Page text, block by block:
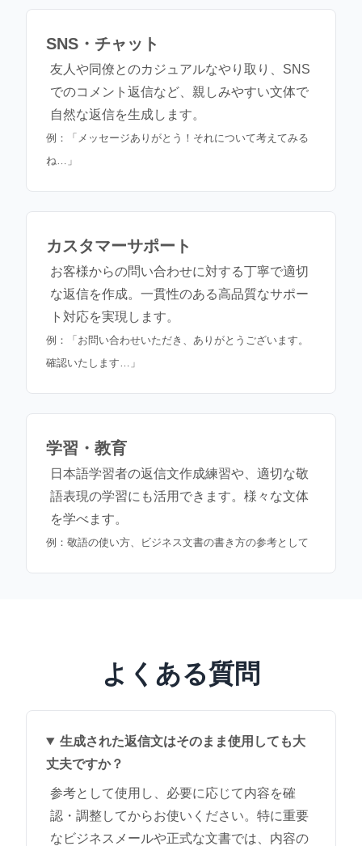
SNS・チャット
友人や同僚とのカジュアルなやり取り、SNS
でのコメント返信など、親しみやすい文体で
自然な返信を生成します。
例：「メッセージありがとう！それについて考えてみる
ね…」
カスタマーサポート
お客様からの問い合わせに対する丁寧で適切
な返信を作成。一貫性のある高品質なサポー
ト対応を実現します。
例：「お問い合わせいただき、ありがとうございます。
確認いたします…」
学習・教育
日本語学習者の返信文作成練習や、適切な敬
語表現の学習にも活用できます。様々な文体
を学べます。
例：敬語の使い方、ビジネス文書の書き方の参考として
よくある質問
生成された返信文はそのまま使用しても大
丈夫ですか？
参考として使用し、必要に応じて内容を確
認・調整してからお使いください。特に重要
なビジネスメールや正式な文書では、内容の